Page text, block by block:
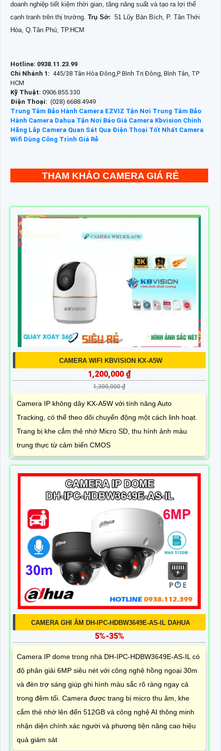
doanh nghiệp tiết kiệm thời gian, tăng năng suất và tạo ra lợi thế
cạnh tranh trên thị trường. Trụ Sở: 51 Lũy Bán Bích, P. Tân Thới
Hòa, Q.Tân Phú, TP.HCM
Hotline: 0938.11.23.99
Chi Nhánh 1: 445/38 Tân Hòa Đông,P Bình Trị Đông, Bình Tân, TP
HCM
Kỹ Thuật: 0906.855.330
Điện Thoại: (028) 6688.4949
Trung Tâm Bảo Hành Camera EZVIZ Tận Nơi Trung Tâm Bảo
Hành Camera Dahua Tận Nơi Báo Giá Camera Kbvision Chính
Hãng Lắp Camera Quan Sát Qua Điện Thoại Tốt Nhất Camera
Wifi Dùng Công Trình Giá Rẻ
THAM KHẢO CAMERA GIÁ RẺ
CAMERA WIFI KBVISION KX-A5W
1,200,000 ₫
1,300,000 ₫
Camera IP không dây KX-A5W với tính năng Auto
Tracking, có thể theo dõi chuyển động một cách linh hoạt.
Trang bị khe cắm thẻ nhớ Micro SD, thu hình ảnh màu
trung thực từ cảm biến CMOS
CAMERA GHI ÂM DH-IPC-HDBW3649E-AS-IL DAHUA
5%-35%
Camera IP dome trong nhà DH-IPC-HDBW3649E-AS-IL có
độ phân giải 6MP siêu nét với công nghệ hồng ngoại 30m
và đèn trợ sáng giúp ghi hình màu sắc rõ ràng ngay cả
trong đêm tối. Camera được trang bị micro thu âm, khe
cắm thẻ nhớ lên đến 512GB và công nghệ AI thông minh
nhận diện chính xác người và phương tiện nâng cao hiệu
quả giám sát